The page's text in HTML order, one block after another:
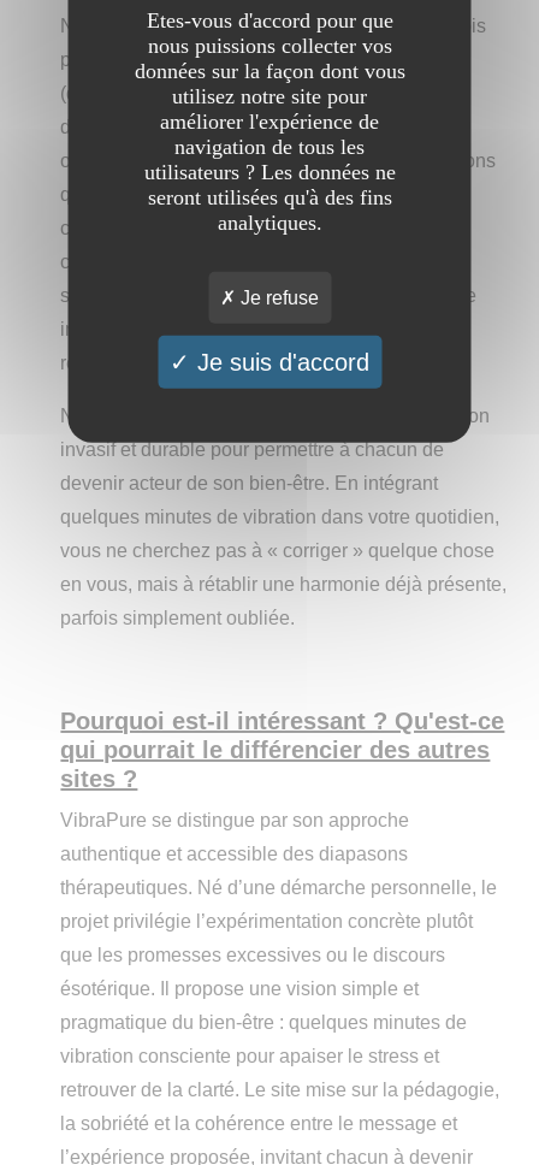
Notre démarche repose sur une approche à la fois
pragmatique et intuitive : identifier un besoin
(détente, sommeil, clarté mentale), activer le
diapason, laisser la vibration se diffuser, puis
observer les sensations émergentes. Nous croyons
que la transformation ne vient pas d’une théorie
complexe, mais d’une expérience répétée,
consciente et personnelle. VibraPure n’est pas
seulement une boutique d’instruments ; c’est une
invitation à ralentir, à écouter, et à cultiver une
relation plus fine à son propre état intérieur.
Notre intention est claire : offrir un outil simple, non
invasif et durable pour permettre à chacun de
devenir acteur de son bien-être. En intégrant
quelques minutes de vibration dans votre quotidien,
vous ne cherchez pas à « corriger » quelque chose
en vous, mais à rétablir une harmonie déjà présente,
parfois simplement oubliée.
Pourquoi est-il intéressant ? Qu'est-ce
qui pourrait le différencier des autres
sites ?
VibraPure se distingue par son approche
authentique et accessible des diapasons
thérapeutiques. Né d’une démarche personnelle, le
projet privilégie l’expérimentation concrète plutôt
que les promesses excessives ou le discours
ésotérique. Il propose une vision simple et
pragmatique du bien-être : quelques minutes de
vibration consciente pour apaiser le stress et
retrouver de la clarté. Le site mise sur la pédagogie,
la sobriété et la cohérence entre le message et
l’expérience proposée, invitant chacun à devenir
Etes-vous d'accord pour que
nous puissions collecter vos
données sur la façon dont vous
utilisez notre site pour
améliorer l'expérience de
navigation de tous les
utilisateurs ? Les données ne
seront utilisées qu'à des fins
analytiques.
Je refuse
Je suis d'accord